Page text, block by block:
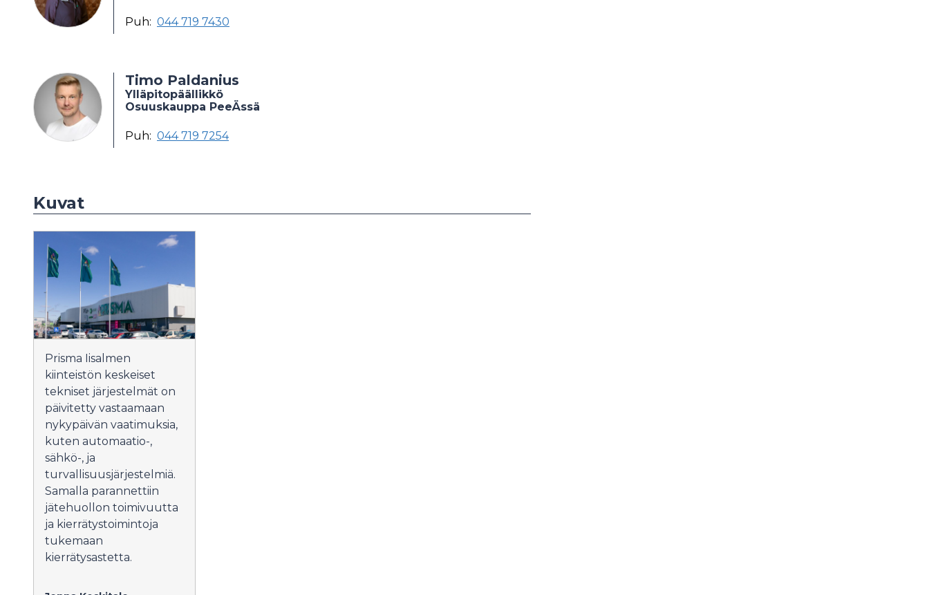
Puh: 044 719 7430
Timo Paldanius
Ylläpitopäällikkö
Osuuskauppa PeeÄssä
Puh: 044 719 7254
Kuvat
Prisma Iisalmen
kiinteistön keskeiset
tekniset järjestelmät on
päivitetty vastaamaan
nykypäivän vaatimuksia,
kuten automaatio-,
sähkö-, ja
turvallisuusjärjestelmiä.
Samalla parannettiin
jätehuollon toimivuutta
ja kierrätystoimintoja
tukemaan
kierrätysastetta.